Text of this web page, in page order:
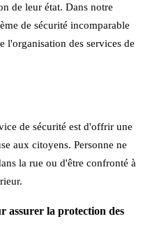
de leur état. Dans notre
de sécurité incomparable
l'organisation des services de
de sécurité est d'offrir une
aux citoyens. Personne ne
la rue ou d'être confronté à
assurer la protection des